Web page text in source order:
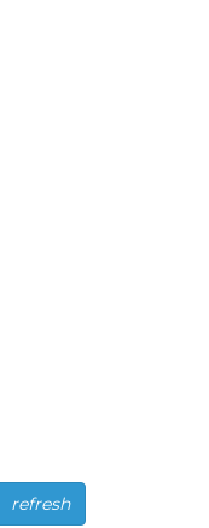
refresh